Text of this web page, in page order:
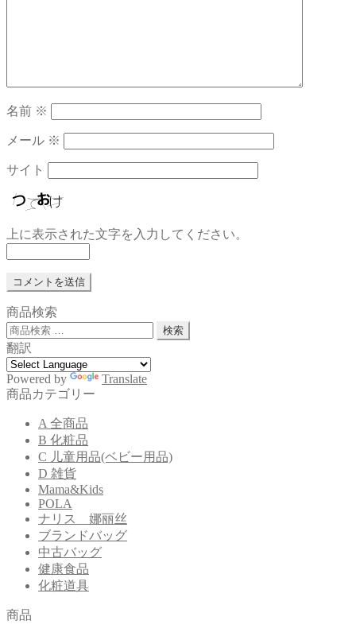
ン
名前 ※
メール ※
サイト
上に表示された文字を入力してください。
商品検索
検
索
対
象:
検索
翻訳
Powered by
Translate
商品カテゴリー
A 全商品
B 化粧品
C 儿童用品(ベビー用品)
D 雑貨
Mama&Kids
POLA
ナリス 娜丽丝
ブランドバッグ
中古バッグ
健康食品
化粧道具
商品